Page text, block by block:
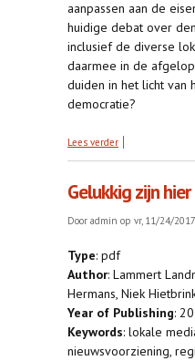
aanpassen aan de
huidige debat over
inclusief de diverse
daarmee in de
duiden in het licht van
democratie?
Lees verder over Lasten en
Gelukkig zijn
Door admin op vr, 11/24/
Type: pdf
Author: Lammert
Hermans, Niek
Year of Publishing:
Keywords: lokale
nieuwsvoorziening,